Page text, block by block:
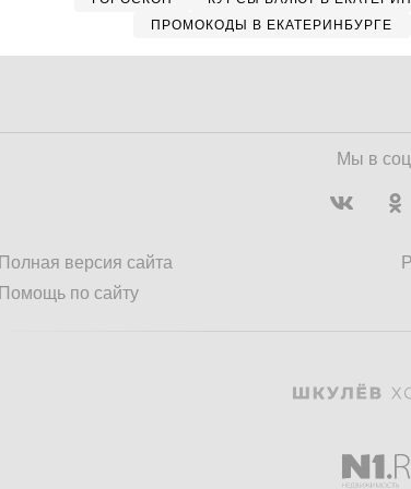
ПРОМОКОДЫ В ЕКАТЕРИНБУРГЕ
Мы в
Полная версия сайта
Помощь по сайту